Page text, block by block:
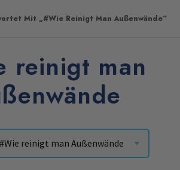
Mit „#Wie Reinigt Man Außenwände“
reinigt man